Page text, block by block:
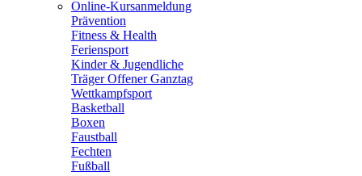
Online-Kursanmeldung
Prävention
Fitness & Health
Feriensport
Kinder & Jugendliche
Träger Offener Ganztag
Wettkampfsport
Basketball
Boxen
Faustball
Fechten
Fußball